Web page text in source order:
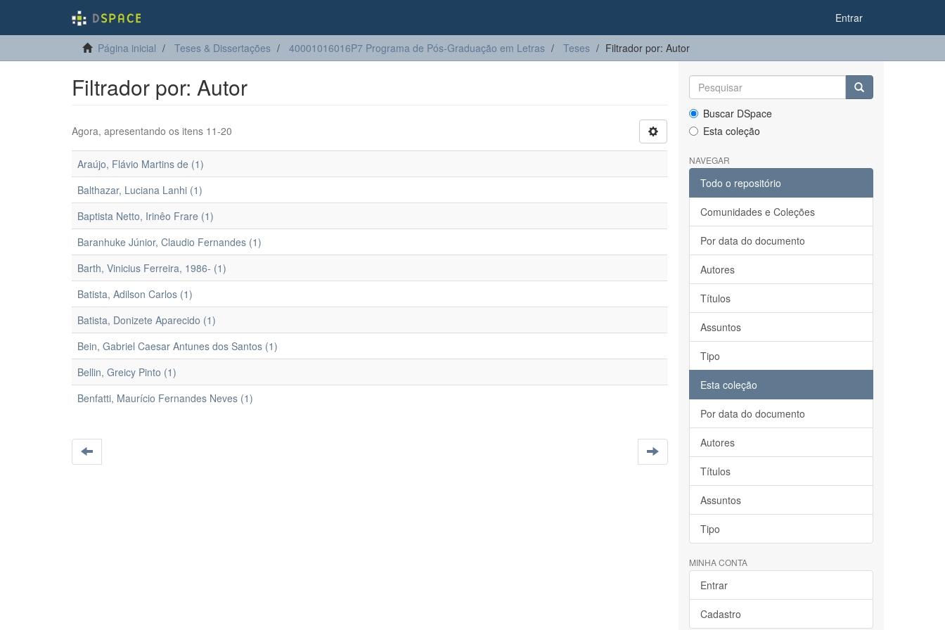
Entrar
Página inicial Teses & Dissertações 40001016016P7 Programa de Pós-Graduação em Letras Teses Filtrador por: Autor
Filtrador por: Autor
Agora, apresentando os itens 11-20
Araújo, Flávio Martins de (1)
Balthazar, Luciana Lanhi (1)
Baptista Netto, Irinêo Frare (1)
Baranhuke Júnior, Claudio Fernandes (1)
Barth, Vinicius Ferreira, 1986- (1)
Batista, Adilson Carlos (1)
Batista, Donizete Aparecido (1)
Bein, Gabriel Caesar Antunes dos Santos (1)
Bellin, Greicy Pinto (1)
Benfatti, Maurício Fernandes Neves (1)
Buscar DSpace
Esta coleção
NAVEGAR
Todo o repositório
Comunidades e Coleções
Por data do documento
Autores
Títulos
Assuntos
Tipo
Esta coleção
Por data do documento
Autores
Títulos
Assuntos
Tipo
MINHA CONTA
Entrar
Cadastro